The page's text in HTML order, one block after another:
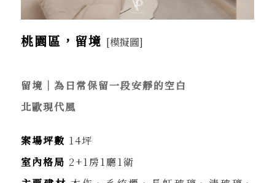
桃園區，留境 [模擬圖]
留境｜為日常保留一段安靜的空白
北歐現代風
案場坪數 14坪
室內格局 2+1房1廳1衛